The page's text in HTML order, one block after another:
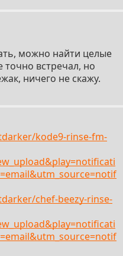
можно найти целые
точно встречал, но
ничего не скажу.
kode9-rinse-fm-
chef-beezy-rinse-